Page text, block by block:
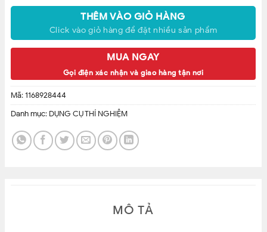
THÊM VÀO GIỎ HÀNG
Click vào giỏ hàng để đặt nhiều sản phẩm
MUA NGAY
Gọi điện xác nhận và giao hàng tận nơi
Mã:1168928444
Danh mục: DỤNG CỤ THÍ NGHIỆM
MÔ TẢ